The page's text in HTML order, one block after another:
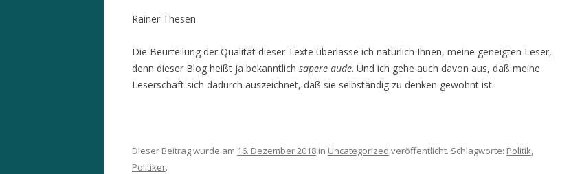
Rainer Thesen
Die Beurteilung der Qualität dieser Texte überlasse ich natürlich Ihnen, meine geneigten Leser,
denn dieser Blog heißt ja bekanntlich sapere aude. Und ich gehe auch davon aus, daß meine
Leserschaft sich dadurch auszeichnet, daß sie selbständig zu denken gewohnt ist.
Dieser Beitrag wurde am 16. Dezember 2018 in Uncategorized veröffentlicht. Schlagworte: Politik,
Politiker.